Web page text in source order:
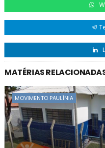
MATÉRIAS
MOVIMENTO PAULÍNIA